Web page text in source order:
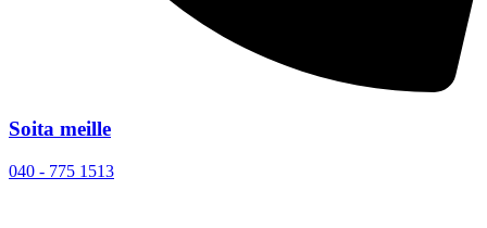
Soita meille
040 - 775 1513